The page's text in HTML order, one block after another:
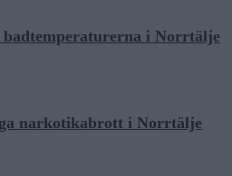
i Norrtälje
narkotikabrott i Norrtälje